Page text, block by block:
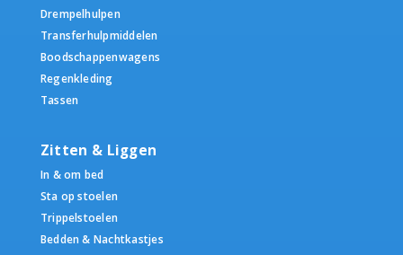
Drempelhulpen
Transferhulpmiddelen
Boodschappenwagens
Regenkleding
Tassen
Zitten & Liggen
In & om bed
Sta op stoelen
Trippelstoelen
Bedden & Nachtkastjes